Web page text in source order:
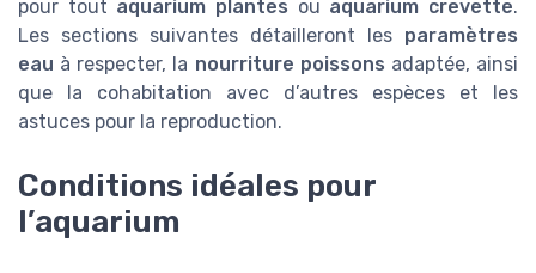
pour tout aquarium plantes ou aquarium crevette.
Les sections suivantes détailleront les paramètres
eau à respecter, la nourriture poissons adaptée, ainsi
que la cohabitation avec d’autres espèces et les
astuces pour la reproduction.
Conditions idéales pour
l’aquarium